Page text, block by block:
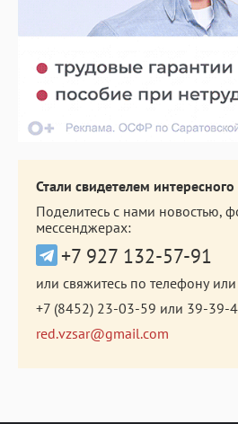
Стали свидетелем
Поделитесь с нами новостью,
мессенджерах:
+7 927 132-57-91
или свяжитесь по телефону
+7 (8452) 23-03-59 или 39-39-
red.vzsar@gmail.com